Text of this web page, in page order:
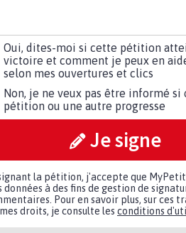
Oui, dites-moi si cette pétition
victoire et comment je peux en
selon mes ouvertures et clics
Non, je ne veux pas être informé si
pétition ou une autre progresse
Je signe
la pétition, j'accepte que
données à des fins de gestion de
Pour en savoir plus, sur ces
droits, je consulte les conditions